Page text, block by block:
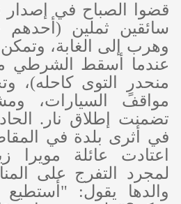
قضوا الصباح في إصدار
سائقين ثملين
وهرب إلى الغابة،
عندما أسقط الشرطي
منحدرٍ التوى كاحله)،
مواقف السيارات،
تضمنت إطلاق نار.
في أثرى بلدة في
اعتادت عائلة مويرا
لمجرد التفرج على
والدها يقول: "أستطيع